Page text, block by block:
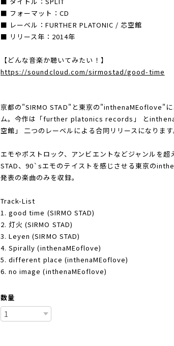
■ フォーマット：CD
■ レーベル：FURTHER PLATONIC / 芯空館
■ リリース年：2014年
【どんな音楽か聴いてみたい！】
https://soundcloud.com/sirmostad/good-time
京都の"SIRMO STAD"と東京の"inthenaMEoflove"
ム。今作は「further platonics records」 と
空館」 二つのレーベルによる合同リリースになります
エモやポストロック、アンビエントなどジャンルを超
STAD、90`sエモのテイストを感じさせる東京の
発表の楽曲のみを収録。
Track-List
1. good time (SIRMO STAD)
2. 灯火 (SIRMO STAD)
3. Leyen (SIRMO STAD)
4. Spirally (inthenaMEoflove)
5. different place (inthenaMEoflove)
6. no image (inthenaMEoflove)
数量